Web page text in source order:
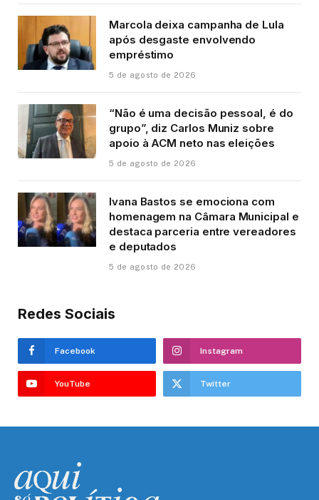
Marcola deixa campanha de Lula
após desgaste envolvendo
empréstimo
5 de agosto de 2026
“Não é uma decisão pessoal, é do
grupo”, diz Carlos Muniz sobre
apoio à ACM neto nas eleições
5 de agosto de 2026
Ivana Bastos se emociona com
homenagem na Câmara Municipal e
destaca parceria entre vereadores
e deputados
5 de agosto de 2026
Redes Sociais
Facebook Instagram
YouTube Twitter